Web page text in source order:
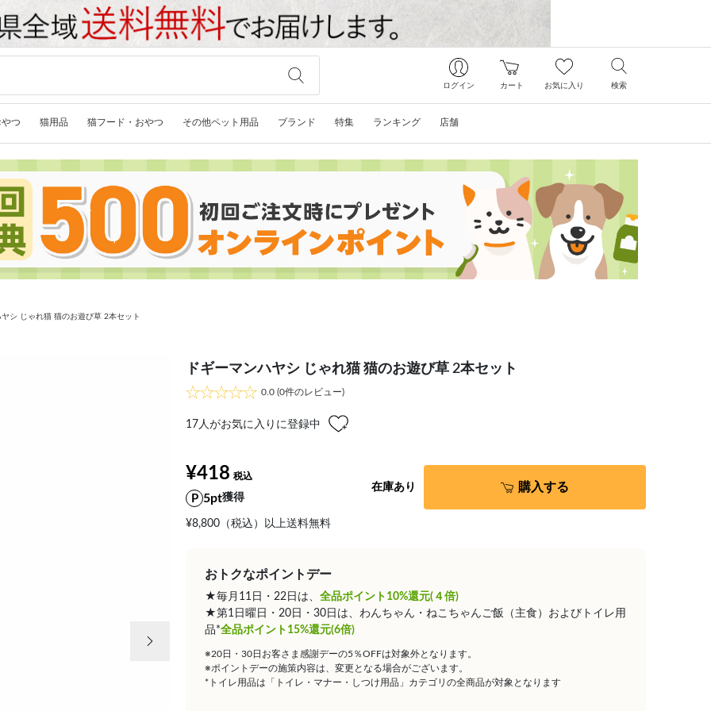
ログイン カート お気に入り 検索
つ 猫用品 猫フード・おやつ その他ペット用品 ブランド 特集 ランキング 店舗
シ じゃれ猫 猫のお遊び草 2本セット
ドギーマンハヤシ じゃれ猫 猫のお遊び草 2本セット
0.0 (0件のレビュー)
17人がお気に入りに登録中
¥418
5pt獲得
¥8,800（税込）以上送料無料
在庫あり 購入する
おトクなポイントデー
★毎月11日・22日は、 全品ポイント10%還元(４倍)
★第1日曜日・20日・30日は、わんちゃん・ねこちゃんご飯（主食）およびトイレ用
品*全品ポイント15%還元(6倍)
※20日・30日お客さま感謝デーの5％OFFは対象外となります。
※ポイントデーの施策内容は、変更となる場合がございます。
*トイレ用品は「トイレ・マナー・しつけ用品」カテゴリの全商品が対象となります